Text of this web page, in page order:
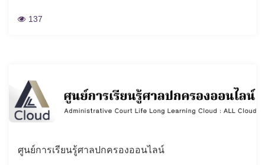
137
์ศูนย์การเรียนรู้ศาลปกครองออนไลน์